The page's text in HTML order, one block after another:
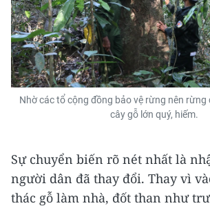
Nhờ các tổ cộng đồng bảo vệ rừng nên rừng
cây gỗ lớn quý, hiếm.
Sự chuyển biến rõ nét nhất là
người dân đã thay đổi. Thay vì
thác gỗ làm nhà, đốt than như